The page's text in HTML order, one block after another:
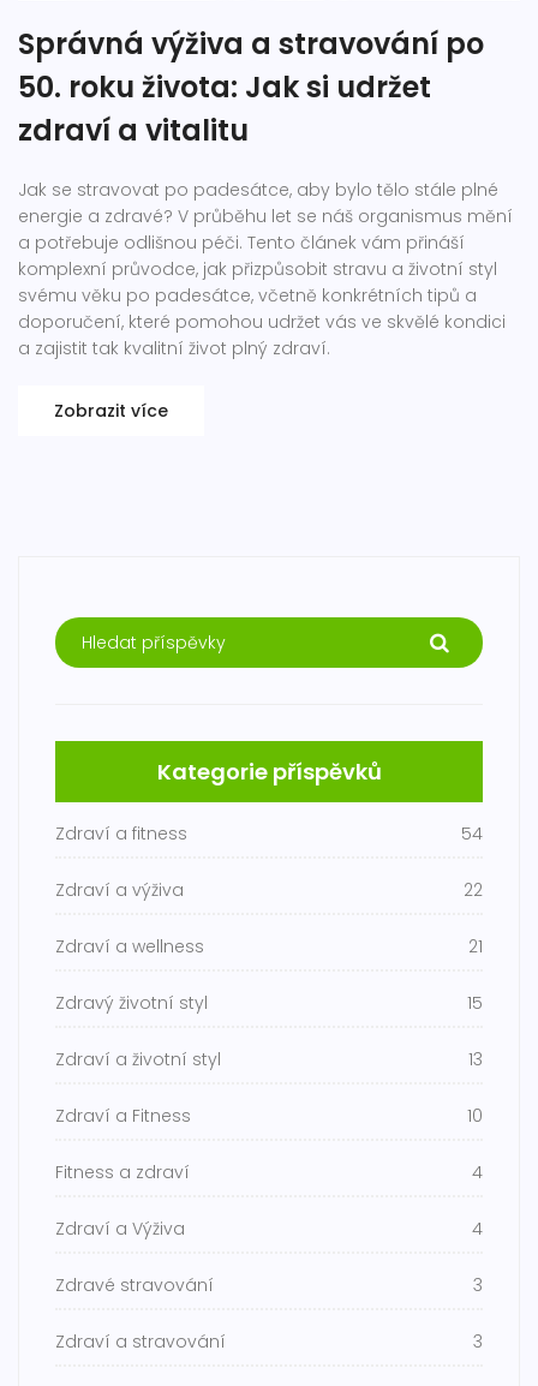
Správná výživa a stravování po
50. roku života: Jak si udržet
zdraví a vitalitu
Jak se stravovat po padesátce, aby bylo tělo stále plné
energie a zdravé? V průběhu let se náš organismus mění
a potřebuje odlišnou péči. Tento článek vám přináší
komplexní průvodce, jak přizpůsobit stravu a životní styl
svému věku po padesátce, včetně konkrétních tipů a
doporučení, které pomohou udržet vás ve skvělé kondici
a zajistit tak kvalitní život plný zdraví.
Zobrazit více
Kategorie příspěvků
Zdraví a fitness 54
Zdraví a výživa 22
Zdraví a wellness 21
Zdravý životní styl 15
Zdraví a životní styl 13
Zdraví a Fitness 10
Fitness a zdraví 4
Zdraví a Výživa 4
Zdravé stravování 3
Zdraví a stravování 3